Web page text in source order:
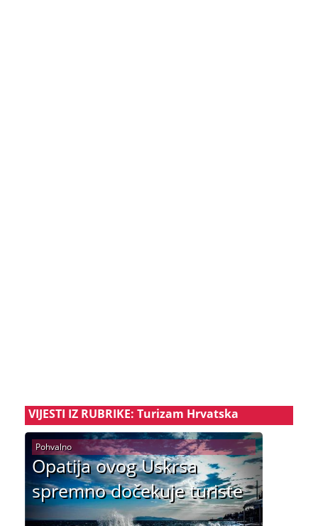
VIJESTI IZ RUBRIKE: Turizam Hrvatska
Opatija ovog Uskrsa
spremno dočekuje turiste
Pohvalno